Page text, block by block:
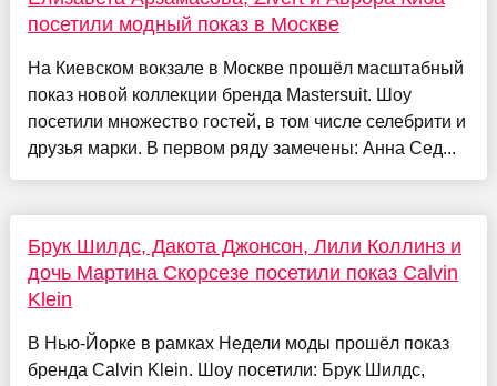
посетили модный показ в Москве
На Киевском вокзале в Москве прошёл масштабный
показ новой коллекции бренда Mastersuit. Шоу
посетили множество гостей, в том числе селебрити и
друзья марки. В первом ряду замечены: Анна Сед...
Брук Шилдс, Дакота Джонсон, Лили Коллинз и
дочь Мартина Скорсезе посетили показ Calvin
Klein
В Нью-Йорке в рамках Недели моды прошёл показ
бренда Calvin Klein. Шоу посетили: Брук Шилдс,